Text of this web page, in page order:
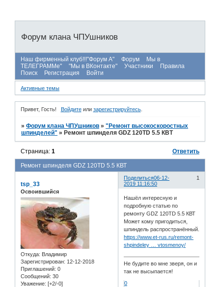
Форум клана ЧПУшников
Наш фирменный клуб!!!"Форум А" Форум
Мы в
ТЕЛЕГРАММе"
"Мы в ВКонтакте" Участники
Правила
Поиск
Регистрация Войти
Активные темы
Привет, Гость! Войдитеили зарегистрируйтесь.
»Форум клана ЧПУшников »"Ремонт высокоскоростных
шпинделей" » Ремонт шпинделя GDZ 120TD 5.5 КВТ
Ремонт шпинделя GDZ 120TD 5.5 КВТ
Страница:1 Ответить
Поделиться 1
06-12-
2019 11:16:50
tsp_33
Освоившийся
Откуда: Владимир
Зарегистрирован: 12-12-2018
Приглашений: 0
Сообщений: 30
Уважение: [+2/-0]
Нашёл интересную и
подробную статью по
ремонту GDZ 120TD 5.5 КВТ
Может кому пригодиться,
шпиндель распространённый.
https://www.et-rus.ru/remont-
shpindeley … vtosmenoy/
Не будите во мне зверя, он и
так не высыпается!
0